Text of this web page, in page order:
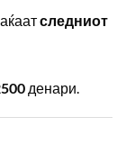
следниот
денари.